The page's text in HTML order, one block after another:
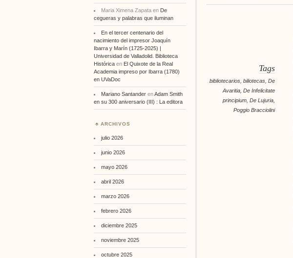
Tags
bibliotecarios ,biliotecas ,De
Avaritia ,De Infelicitate
principium ,De Lujuria
Poggio Bracciolini
Maria Ximena Zapataen De
cegueras y palabras que iluminan
En el tercer centenario del
nacimiento del impresor Joaquín
Ibarra y Marín (1725-2025) |
Universidad de Valladolid. Biblioteca
Histórica en El Quixote de la Real
Academia impreso por Ibarra (1780)
en UVaDoc
Mariano SantanderenAdam Smith
en su 300 aniversario (III) : La editora
ARCHIVOS
julio 2026
junio 2026
mayo 2026
abril 2026
marzo 2026
febrero 2026
diciembre 2025
noviembre 2025
octubre 2025